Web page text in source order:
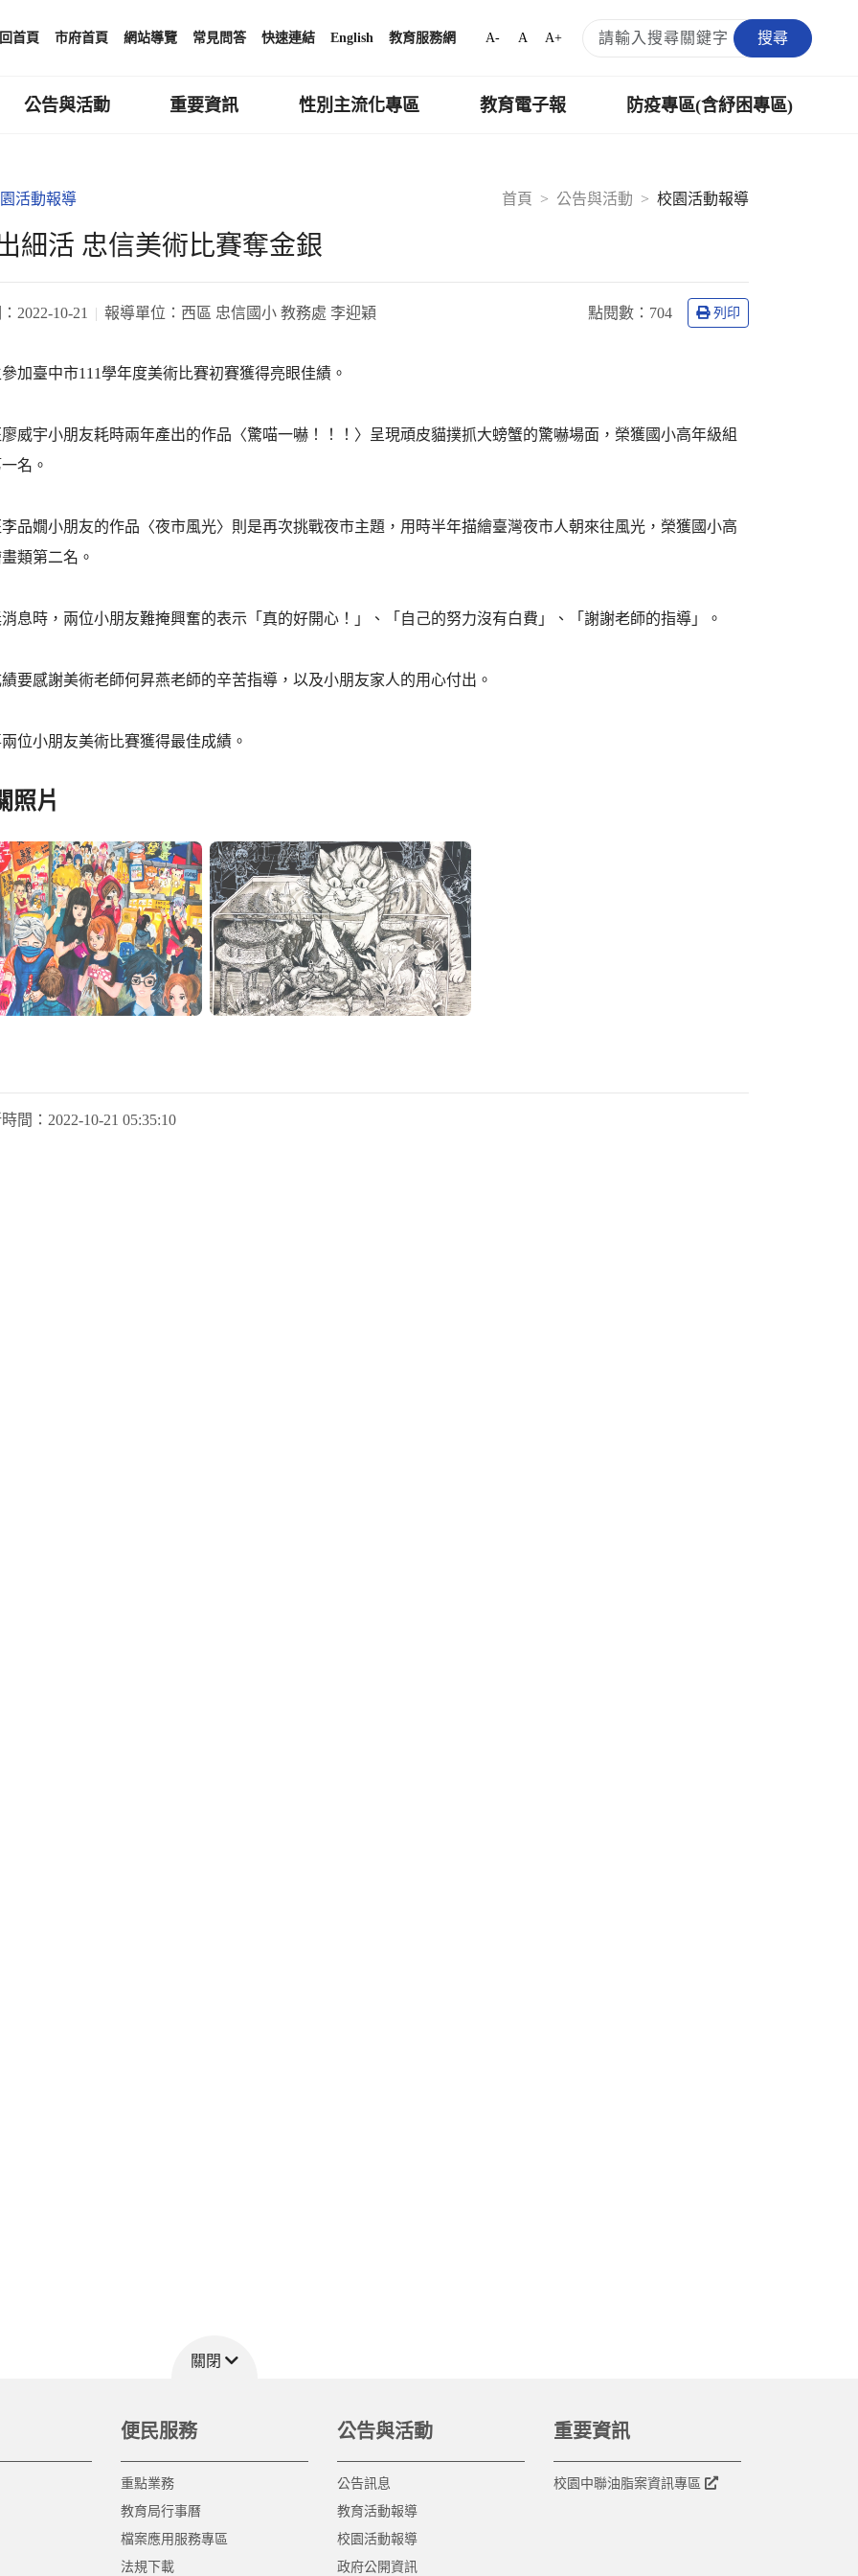
回首頁 市府首頁 網站導覽 常見問答 快速連結 English 教育服務網 A- A A+ 搜尋
公告與活動 重要資訊 性別主流化專區 教育電子報 防疫專區(含紓困專區)
首頁 公告與活動 校園活動報導
活動報導
細活 忠信美術比賽奪金銀
2022-10-21 報導單位： 西區 忠信國小 教務處 李迎穎 點閱數： 704 列印
加臺中市111學年度美術比賽初賽獲得亮眼佳績。
威宇小朋友耗時兩年產出的作品〈驚喵一嚇！！！〉呈現頑皮貓撲抓大螃蟹的驚嚇場面，榮獲國小高年級組
名。
品嫺小朋友的作品〈夜市風光〉則是再次挑戰夜市主題，用時半年描繪臺灣夜市人朝來往風光，榮獲國小高
類第二名。
息時，兩位小朋友難掩興奮的表示「真的好開心！」、「自己的努力沒有白費」、「謝謝老師的指導」。
要感謝美術老師何昇燕老師的辛苦指導，以及小朋友家人的用心付出。
位小朋友美術比賽獲得最佳成績。
照片
間： 2022-10-21 05:35:10
關閉
便民服務
重點業務
教育局行事曆
檔案應用服務專區
法規下載
公告與活動
公告訊息
教育活動報導
校園活動報導
政府公開資訊
重要資訊
校園中聯油脂案資訊專區